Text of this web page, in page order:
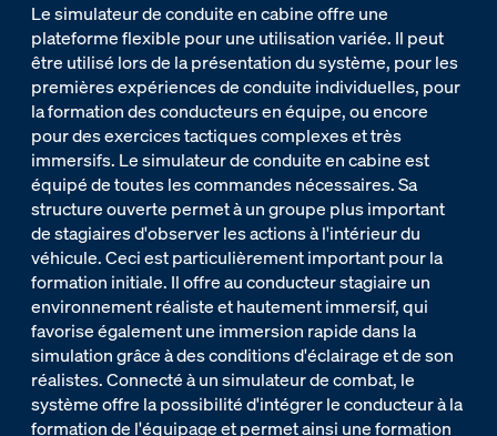
Le simulateur de conduite en cabine offre une
plateforme flexible pour une utilisation variée. Il peut
être utilisé lors de la présentation du système, pour les
premières expériences de conduite individuelles, pour
la formation des conducteurs en équipe, ou encore
pour des exercices tactiques complexes et très
immersifs. Le simulateur de conduite en cabine est
équipé de toutes les commandes nécessaires. Sa
structure ouverte permet à un groupe plus important
de stagiaires d'observer les actions à l'intérieur du
véhicule. Ceci est particulièrement important pour la
formation initiale. Il offre au conducteur stagiaire un
environnement réaliste et hautement immersif, qui
favorise également une immersion rapide dans la
simulation grâce à des conditions d'éclairage et de son
réalistes. Connecté à un simulateur de combat, le
système offre la possibilité d'intégrer le conducteur à la
formation de l'équipage et permet ainsi une formation